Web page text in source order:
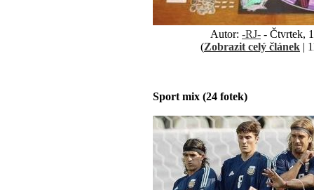
Autor: -RJ- - Čtvrtek,
(Zobrazit celý článek |
Sport mix (24 fotek)